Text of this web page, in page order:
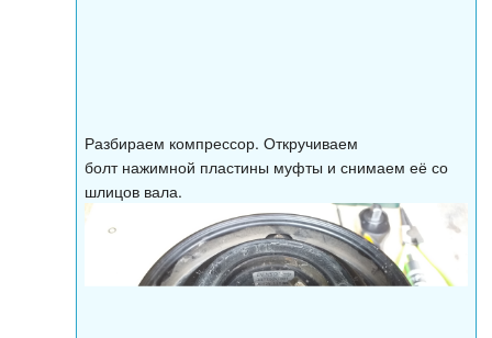
Разбираем компрессор. Откручиваем
болт нажимной пластины муфты и снимаем её со
шлицов вала.